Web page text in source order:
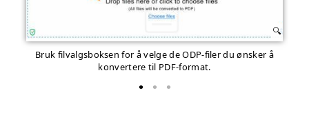
Bruk filvalgsboksen for å velge de ODP-filer du ønsker å
konvertere til PDF-format.